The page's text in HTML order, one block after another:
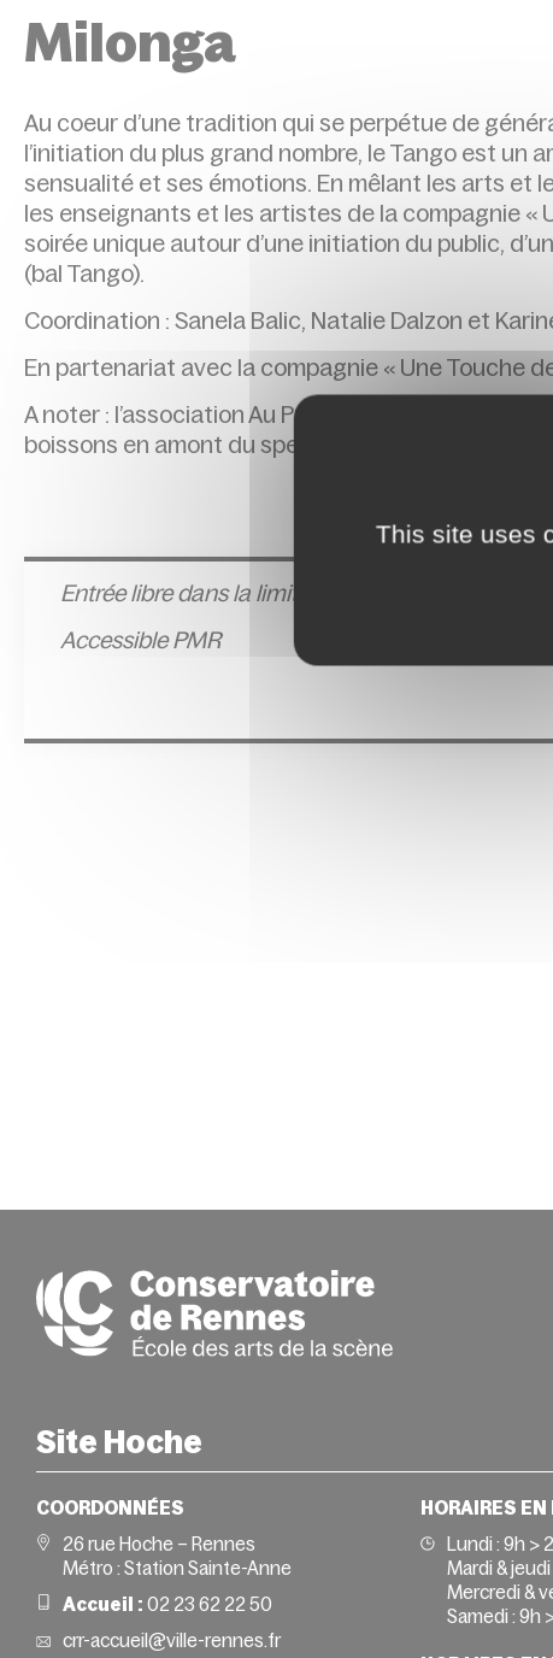
Milonga
Au coeur d’une tradition qui se perpétue de
l’initiation du plus grand nombre, le Tango est un
sensualité et ses émotions. En mêlant les arts et
les enseignants et les artistes de la compagnie «
soirée unique autour d’une initiation du public,
(bal Tango).
Coordination : Sanela Balic, Natalie Dalzon et
En partenariat avec la compagnie « Une Touche
A noter : l’association Au Ptit Blosneur propose
boissons en amont du spectacle.
Entrée libre dans la limite des places disponible
Accessible PMR
Site Hoche
COORDONNÉES
26 rue Hoche – Rennes
Métro : Station Sainte-Anne
Accueil : 02 23 62 22 50
crr-accueil@ville-rennes.fr
HORAIRES
Lundi : 9h >
Mardi & jeudi
Mercredi &
Samedi : 9h
This site uses